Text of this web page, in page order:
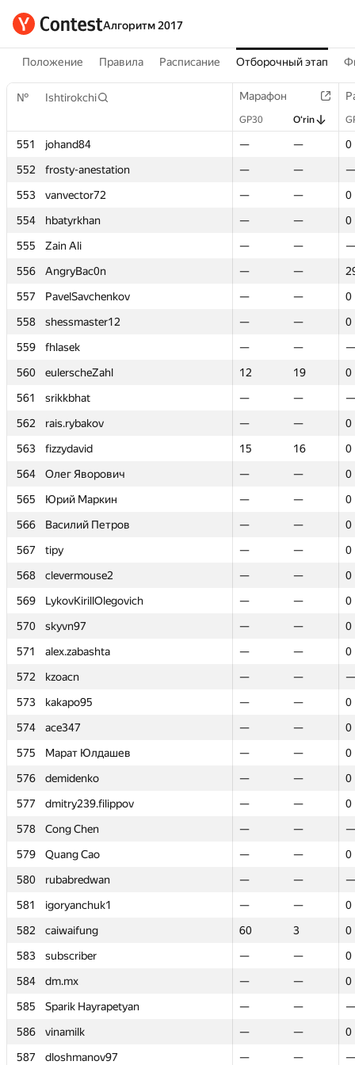
Алгоритм 2017
Положение Правила Расписание Отборочный этап
№ Ishtirokchi Марафон
GP30 O‘rin
551 johand84 — —
0
552
frosty-anestation — —
—
553
vanvector72 — —
0
554
hbatyrkhan — —
0
555
Zain Ali — —
—
556
AngryBac0n — —
557
PavelSavchenkov — —
0
558
shessmaster12 — —
0
559
fhlasek — —
—
560
eulerscheZahl 12 19
0
561
srikkbhat — —
—
562
rais.rybakov — —
0
563
fizzydavid 15 16
0
564
Олег Яворович — —
0
565
Юрий Маркин — —
0
566
Василий Петров — —
0
567
tipy — —
0
568
clevermouse2 — —
0
569
LykovKirillOlegovich — —
0
570
skyvn97 — —
0
571
alex.zabashta — —
0
572
kzoacn — —
—
573
kakapo95 — —
0
574
ace347 — —
0
575
Марат Юлдашев — —
0
576
demidenko — —
0
577
dmitry239.filippov — —
0
578
Cong Chen — —
—
579
Quang Cao — —
0
580
rubabredwan — —
—
581
igoryanchuk1 — —
0
582
caiwaifung 60 3
0
583
subscriber — —
0
584
dm.mx — —
0
585
Sparik Hayrapetyan — —
—
586
vinamilk — —
0
587
dloshmanov97 — —
—
№ Ishtirokchi Марафон
GP30 O‘rin
551 johand84 — —
0
552
frosty-anestation — —
—
553
vanvector72 — —
0
554
hbatyrkhan — —
0
555
Zain Ali — —
—
556
AngryBac0n — —
557
PavelSavchenkov — —
0
558
shessmaster12 — —
0
559
fhlasek — —
—
560
eulerscheZahl 12 19
0
561
srikkbhat — —
—
562
rais.rybakov — —
0
563
fizzydavid 15 16
0
564
Олег Яворович — —
0
565
Юрий Маркин — —
0
566
Василий Петров — —
0
567
tipy — —
0
568
clevermouse2 — —
0
569
LykovKirillOlegovich — —
0
570
skyvn97 — —
0
571
alex.zabashta — —
0
572
kzoacn — —
—
573
kakapo95 — —
0
574
ace347 — —
0
575
Марат Юлдашев — —
0
576
demidenko — —
0
577
dmitry239.filippov — —
0
578
Cong Chen — —
—
579
Quang Cao — —
0
580
rubabredwan — —
—
581
igoryanchuk1 — —
0
582
caiwaifung 60 3
0
583
subscriber — —
0
584
dm.mx — —
0
585
Sparik Hayrapetyan — —
—
586
vinamilk — —
0
587
dloshmanov97 — —
—